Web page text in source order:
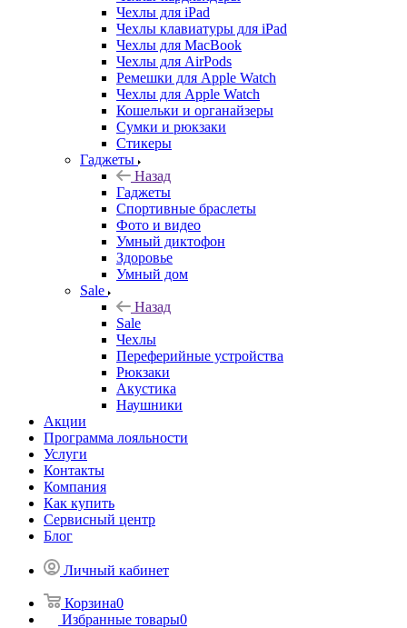
Чехлы для iPad
Чехлы клавиатуры для iPad
Чехлы для MacBook
Чехлы для AirPods
Ремешки для Apple Watch
Чехлы для Apple Watch
Кошельки и органайзеры
Сумки и рюкзаки
Стикеры
Гаджеты
Назад
Гаджеты
Спортивные браслеты
Фото и видео
Умный диктофон
Здоровье
Умный дом
Sale
Назад
Sale
Чехлы
Переферийные устройства
Рюкзаки
Акустика
Наушники
Акции
Программа лояльности
Услуги
Контакты
Компания
Как купить
Сервисный центр
Блог
Личный кабинет
Корзина0
Избранные товары0